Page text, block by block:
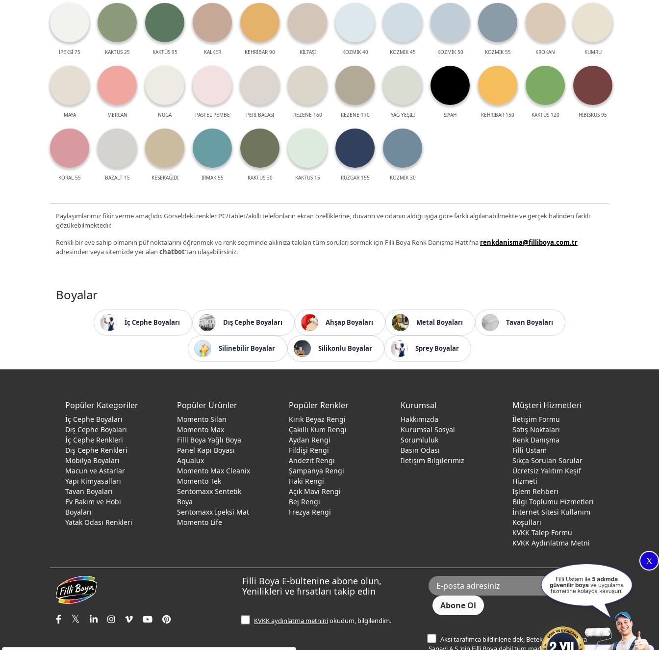
İPEKSİ 75 KAKTÜS 25 KAKTÜS 95 KALKER KEHRİBAR 90 KİLTAŞI KOZMİK 40 KOZMİK 45 KOZMİK 50 KOZMİK 55 KROKAN KUMRU
MAYA MERCAN NUGA PASTEL PEMBE PERİ BACASI REZENE 160 REZENE 170 YAĞ YEŞİLİ SİYAH KEHRİBAR 150 KAKTÜS 120 HİBİSKUS 95
KORAL 55 BAZALT 15 KESEKAĞIDI IRMAK 55 KAKTÜS 30 KAKTÜS 15 RÜZGAR 155 KOZMİK 30
Paylaşımlarımız fikir verme amaçlıdır. Görseldeki renkler PC/tablet/akıllı telefonların ekran özelliklerine, duvarın ve odanın aldığı ışığa göre farklı algılanabilmekte ve gerçek halinden farklı
gözükebilmektedir.
Renkli bir eve sahip olmanın püf noktalarını öğrenmek ve renk seçiminde aklınıza takılan tüm soruları sormak için Filli Boya Renk Danışma Hattı'na renkdanisma@filliboya.com.tr
adresinden veya sitemizde yer alan chatbot'tan ulaşabilirsiniz.
Boyalar
İç Cephe Boyaları Dış Cephe Boyaları Ahşap Boyaları Metal Boyaları Tavan Boyaları
Silinebilir Boyalar Silikonlu Boyalar Sprey Boyalar
X
Popüler Kategoriler
İç Cephe Boyaları
Dış Cephe Boyaları
İç Cephe Renkleri
Dış Cephe Renkleri
Mobilya Boyaları
Macun ve Astarlar
Yapı Kimyasalları
Tavan Boyaları
Ev Bakım ve Hobi
Boyaları
Yatak Odası Renkleri
Popüler Ürünler
Momento Silan
Momento Max
Filli Boya Yağlı Boya
Panel Kapı Boyası
Aqualux
Momento Max Cleanix
Momento Tek
Sentomaxx Sentetik
Boya
Sentomaxx İpeksi Mat
Momento Life
Popüler Renkler
Kırık Beyaz Rengi
Çakıllı Kum Rengi
Aydan Rengi
Fildişi Rengi
Andezit Rengi
Şampanya Rengi
Haki Rengi
Açık Mavi Rengi
Bej Rengi
Frezya Rengi
Kurumsal
Hakkımızda
Kurumsal Sosyal
Sorumluluk
Basın Odası
İletişim Bilgilerimiz
Müşteri Hizmetleri
İletişim Formu
Satış Noktaları
Renk Danışma
Filli Ustam
Sıkça Sorulan Sorular
Ücretsiz Yalıtım Keşif
Hizmeti
İşlem Rehberi
Bilgi Toplumu Hizmetleri
İnternet Sitesi Kullanım
Koşulları
KVKK Talep Formu
KVKK Aydınlatma Metni
Filli Boya E-bültenine abone olun,
Yenilikleri ve fırsatları takip edin
KVKK aydınlatma metniniokudum, bilgilendim.
Aksi tarafımca bildirilene dek, Betek Boya ve Kimya